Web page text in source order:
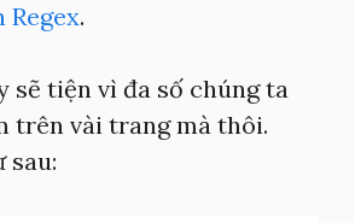
Regex.
sẽ tiện vì đa số chúng ta
trên vài trang mà thôi.
sau: